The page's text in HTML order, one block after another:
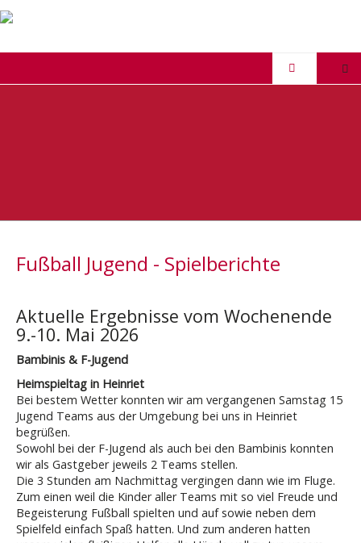
Fußball Jugend - Spielberichte
Aktuelle Ergebnisse vom Wochenende
9.-10. Mai 2026
Bambinis & F-Jugend
Heimspieltag in Heinriet
Bei bestem Wetter konnten wir am vergangenen Samstag 15
Jugend Teams aus der Umgebung bei uns in Heinriet
begrüßen.
Sowohl bei der F-Jugend als auch bei den Bambinis konnten
wir als Gastgeber jeweils 2 Teams stellen.
Die 3 Stunden am Nachmittag vergingen dann wie im Fluge.
Zum einen weil die Kinder aller Teams mit so viel Freude und
Begeisterung Fußball spielten und auf sowie neben dem
Spielfeld einfach Spaß hatten. Und zum anderen hatten